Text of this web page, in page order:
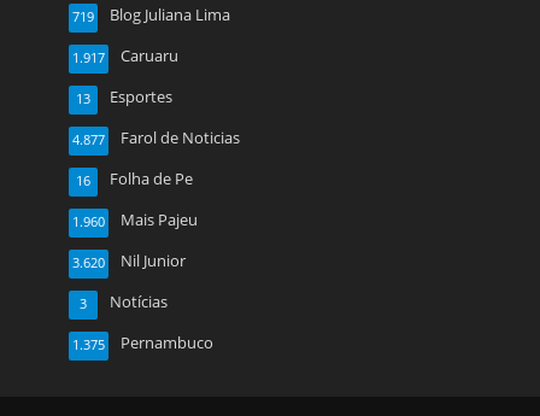
Blog Juliana Lima
719
Caruaru
1.917
Esportes
13
Farol de Noticias
4.877
Folha de Pe
16
Mais Pajeu
1.960
Nil Junior
3.620
Notícias
3
Pernambuco
1.375